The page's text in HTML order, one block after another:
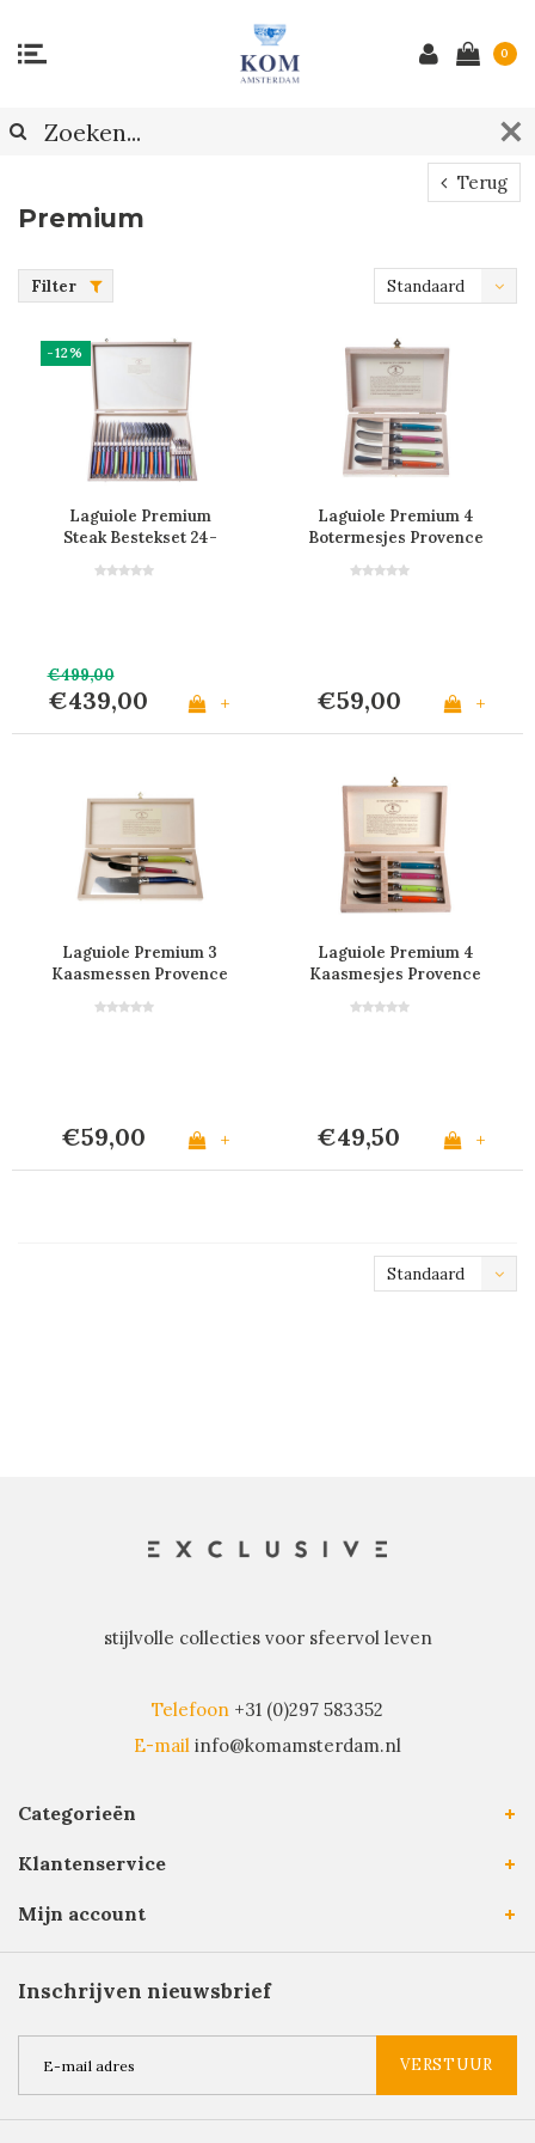
0
Terug
Premium
Filter Standaard
-12%
Laguiole Premium
Steak Bestekset 24-
€499,00
€439,00 +
Laguiole Premium 4
Botermesjes Provence
€59,00 +
Laguiole Premium 3
Kaasmessen Provence
€59,00 +
Laguiole Premium 4
Kaasmesjes Provence
€49,50 +
Standaard
stijlvolle collecties voor sfeervol leven
Telefoon +31 (0)297 583352
E-mail info@komamsterdam.nl
Categorieën
Klantenservice
Mijn account
Inschrijven nieuwsbrief
VERSTUUR